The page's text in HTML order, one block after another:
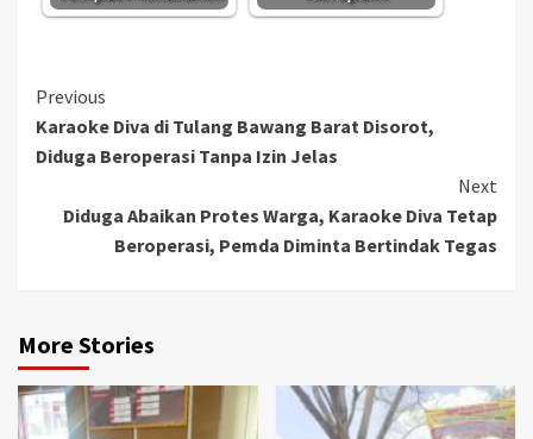
Continue
Reading
Previous
Karaoke Diva di Tulang Bawang Barat Disorot,
Diduga Beroperasi Tanpa Izin Jelas
Next
Diduga Abaikan Protes Warga, Karaoke Diva Tetap
Beroperasi, Pemda Diminta Bertindak Tegas
More Stories